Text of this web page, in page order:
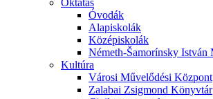
Oktatás
Óvodák
Alapiskolák
Középiskolák
Németh-Šamorínsky István
Kultúra
Városi Művelődési Központ
Zalabai Zsigmond Könyvtár